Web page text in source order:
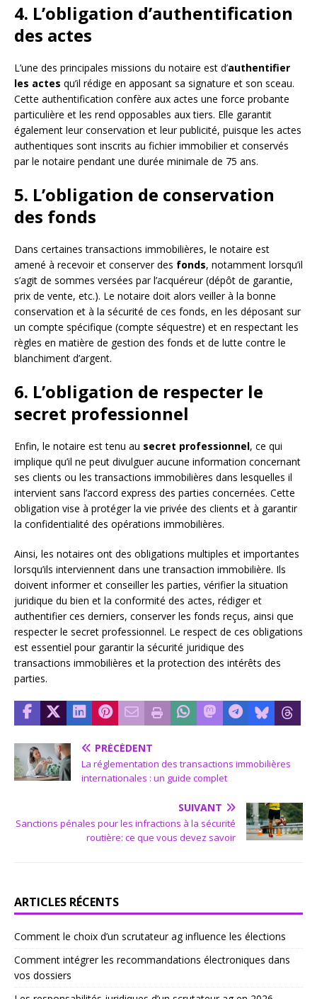
4. L’obligation d’authentification
des actes
L’une des principales missions du notaire est d’authentifier
les actes qu’il rédige en apposant sa signature et son sceau.
Cette authentification confère aux actes une force probante
particulière et les rend opposables aux tiers. Elle garantit
également leur conservation et leur publicité, puisque les actes
authentiques sont inscrits au fichier immobilier et conservés
par le notaire pendant une durée minimale de 75 ans.
5. L’obligation de conservation
des fonds
Dans certaines transactions immobilières, le notaire est
amené à recevoir et conserver des fonds, notamment lorsqu’il
s’agit de sommes versées par l’acquéreur (dépôt de garantie,
prix de vente, etc.). Le notaire doit alors veiller à la bonne
conservation et à la sécurité de ces fonds, en les déposant sur
un compte spécifique (compte séquestre) et en respectant les
règles en matière de gestion des fonds et de lutte contre le
blanchiment d’argent.
6. L’obligation de respecter le
secret professionnel
Enfin, le notaire est tenu au secret professionnel, ce qui
implique qu’il ne peut divulguer aucune information concernant
ses clients ou les transactions immobilières dans lesquelles il
intervient sans l’accord express des parties concernées. Cette
obligation vise à protéger la vie privée des clients et à garantir
la confidentialité des opérations immobilières.
Ainsi, les notaires ont des obligations multiples et importantes
lorsqu’ils interviennent dans une transaction immobilière. Ils
doivent informer et conseiller les parties, vérifier la situation
juridique du bien et la conformité des actes, rédiger et
authentifier ces derniers, conserver les fonds reçus, ainsi que
respecter le secret professionnel. Le respect de ces obligations
est essentiel pour garantir la sécurité juridique des
transactions immobilières et la protection des intérêts des
parties.
PRÉCÉDENT
La réglementation des transactions immobilières
internationales : un guide complet
SUIVANT
Sanctions pénales pour les infractions à la sécurité
routière: ce que vous devez savoir
ARTICLES RÉCENTS
Comment le choix d’un scrutateur ag influence les élections
Comment intégrer les recommandations électroniques dans
vos dossiers